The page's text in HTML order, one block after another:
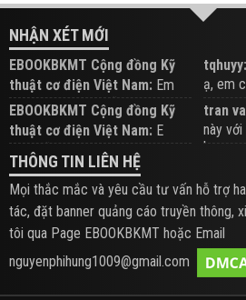
NHẬN XÉT MỚI
EBOOKBKMT Cộng đồng Kỹ
thuật cơ điện Việt Nam: Em
đăng trên Group hỗ trợ nhé
tqhuyy:
ạ, em
EBOOKBKMT Cộng đồng Kỹ
thuật cơ điện Việt Nam: E
xem hỗ trợ trên Group
tran
này
b...
THÔNG TIN LIÊN HỆ
Mọi thắc mắc và yêu cầu tư vấn hỗ trợ
tác, đặt banner quảng cáo truyền thông,
tôi qua Page EBOOKBKMT hoặc Email
nguyenphihung1009@gmail.com